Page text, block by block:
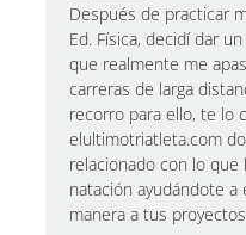
Después de practicar
Ed. Física, decidí dar
que realmente me
carreras de larga
recorro para ello, te lo
elultimotriatleta.com
relacionado con lo que
natación ayudándote
manera a tus